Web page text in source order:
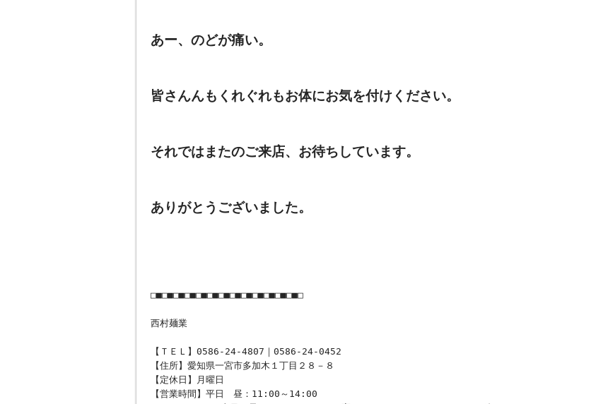
あー、のどが痛い。
皆さんんもくれぐれもお体にお気を付けください。
それではまたのご来店、お待ちしています。
ありがとうございました。
□■□■□■□■□■□■□■□■□■□■□■□■□■□
西村麺業
【ＴＥＬ】0586-24-4807｜0586-24-0452
【住所】愛知県一宮市多加木１丁目２８－８
【定休日】月曜日
【営業時間】平日 昼：11:00～14:00